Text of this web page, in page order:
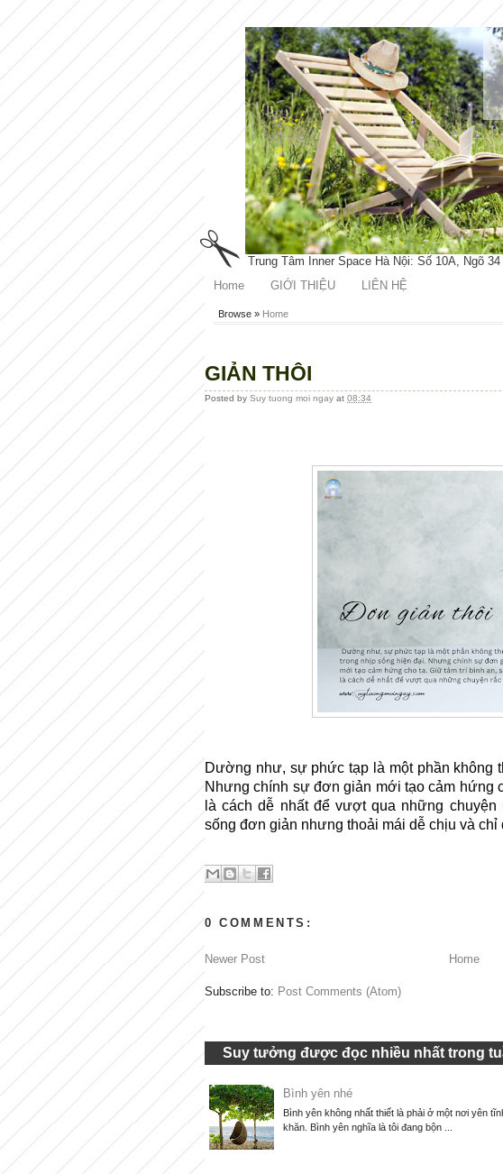
Trung Tâm Inner Space Hà Nội: Số 10A, Ngõ
Home
GIỚI THIỆU LIÊN HỆ
Browse » Home
GIẢN THÔI
Posted by Suy tuong moi ngay at 08:34
Dường như, sự phức tạp là một phần không
Nhưng chính sự đơn giản mới tạo cảm hứng
là cách dễ nhất để vượt qua những
sống đơn giản nhưng thoải mái dễ chịu và
0 COMMENTS:
Newer Post Home
Subscribe to: Post Comments (Atom)
Suy tưởng được đọc nhiều nhất trong
Bình yên nhé
Bình yên không nhất thiết là phải ở một nơi yên
khăn. Bình yên nghĩa là tôi đang bộn ...